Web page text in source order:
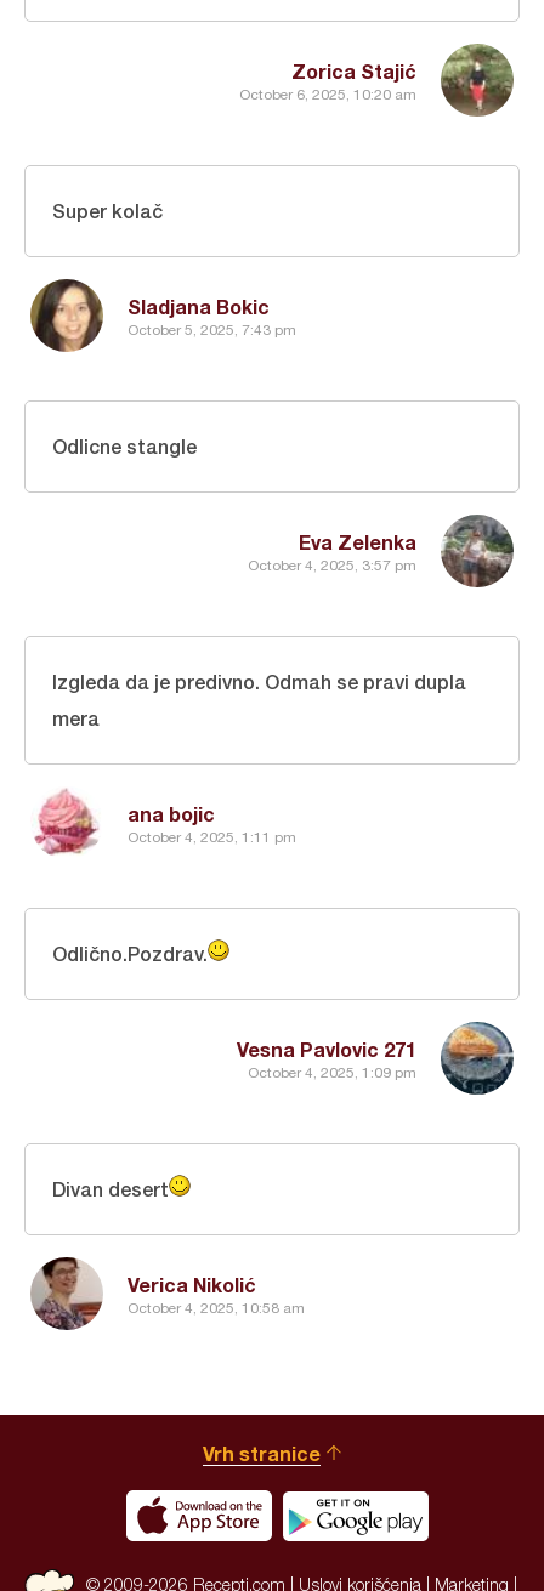
Zorica Stajić
October 6, 2025, 10:20 am
Sladjana Bokic
October 5, 2025, 7:43 pm
Super kolač
Eva Zelenka
October 4, 2025, 3:57 pm
Odlicne stangle
ana bojic
October 4, 2025, 1:11 pm
Izgleda da je predivno. Odmah se pravi dupla
mera
Vesna Pavlovic 271
October 4, 2025, 1:09 pm
Odlično.Pozdrav.
Verica Nikolić
October 4, 2025, 10:58 am
Divan desert
Vrh stranice
© 2009-2026 Recepti.com | Uslovi korišćenja Marketing